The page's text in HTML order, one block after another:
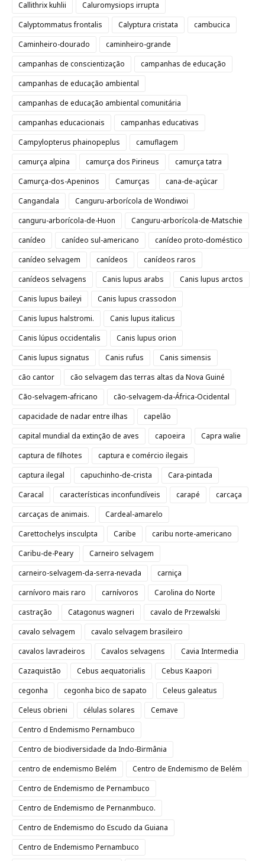
Callithrix kuhlii
Caluromysiops irrupta
Calyptommatus frontalis
Calyptura cristata
cambucica
Caminheiro-dourado
caminheiro-grande
campanhas de conscientização
campanhas de educação
campanhas de educação ambiental
campanhas de educação ambiental comunitária
campanhas educacionais
campanhas educativas
Campylopterus phainopeplus
camuflagem
camurça alpina
camurça dos Pirineus
camurça tatra
Camurça-dos-Apeninos
Camurças
cana-de-açúcar
Cangandala
Canguru-arborícola de Wondiwoi
canguru-arborícola-de-Huon
Canguru-arborícola-de-Matschie
canídeo
canídeo sul-americano
canídeo proto-doméstico
canídeo selvagem
canídeos
canídeos raros
canídeos selvagens
Canis lupus arabs
Canis lupus arctos
Canis lupus baileyi
Canis lupus crassodon
Canis lupus halstromi.
Canis lupus italicus
Canis lúpus occidentalis
Canis lupus orion
Canis lupus signatus
Canis rufus
Canis simensis
cão cantor
cão selvagem das terras altas da Nova Guiné
Cão-selvagem-africano
cão-selvagem-da-África-Ocidental
capacidade de nadar entre ilhas
capelão
capital mundial da extinção de aves
capoeira
Capra walie
captura de filhotes
captura e comércio ilegais
captura ilegal
capuchinho-de-crista
Cara-pintada
Caracal
características inconfundíveis carapé
carcaça
carcaças de animais.
Cardeal-amarelo
Carettochelys insculpta
Caribe
caribu norte-americano
Caribu-de-Peary
Carneiro selvagem
carneiro-selvagem-da-serra-nevada
carniça
carnívoro mais raro
carnívoros
Carolina do Norte
castração
Catagonus wagneri
cavalo de Przewalski
cavalo selvagem
cavalo selvagem brasileiro
cavalos lavradeiros
Cavalos selvagens
Cavia Intermedia
Cazaquistão
Cebus aequatorialis
Cebus Kaapori
cegonha
cegonha bico de sapato
Celeus galeatus
Celeus obrieni
células solares
Cemave
Centro d Endemismo Pernambuco
Centro de biodiversidade da Indo-Birmânia
centro de endemismo Belém
Centro de Endemismo de Belém
Centro de Endemismo de Pernambuco
Centro de Endemismo de Pernanmbuco.
Centro de Endemismo do Escudo da Guiana
Centro de Endemismo Pernambuco